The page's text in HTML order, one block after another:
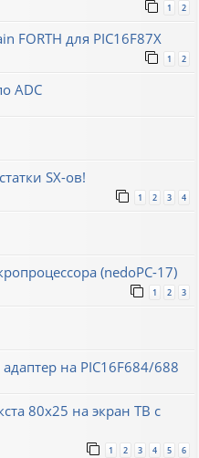
1 2
FORTH для PIC16F87X
1 2
ADC
SX-ов!
1 2 3 4
(nedoPC-17)
1 2 3
адаптер на PIC16F684/688
80x25 на экран ТВ с
1 2 3 4 5 6